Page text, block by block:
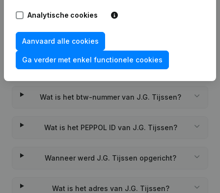
Veelgestelde vragen
Wat is het KVK-nummer van J.G. Tijssen?
Wat is het btw-nummer van J.G. Tijssen?
Wat is het PEPPOL ID van J.G. Tijssen?
Wanneer werd J.G. Tijssen opgericht?
Wat is het adres van J.G. Tijssen?
Analytische cookies
Aanvaard alle cookies
Ga verder met enkel functionele cookies